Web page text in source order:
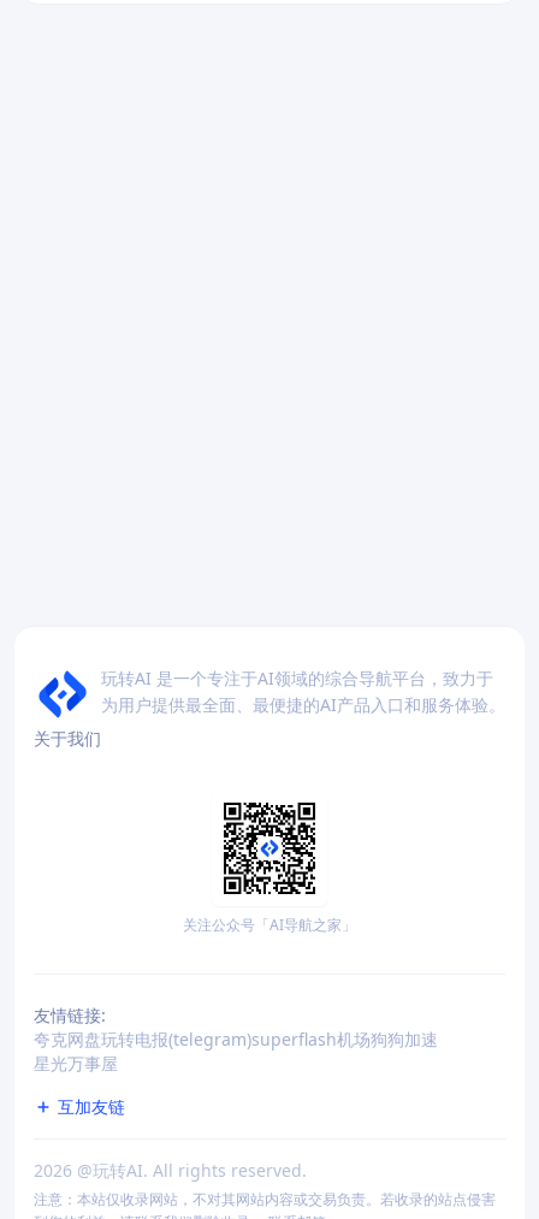
玩转AI 是一个专注于AI领域的综合导航平台，致力于
为用户提供最全面、最便捷的AI产品入口和服务体验。
关于我们
关注公众号「AI导航之家」
友情链接:
夸克网盘玩转电报(telegram)superflash机场狗狗加速
星光万事屋
互加友链
2026 @玩转AI. All rights reserved.
注意：本站仅收录网站，不对其网站内容或交易负责。若收录的站点侵害